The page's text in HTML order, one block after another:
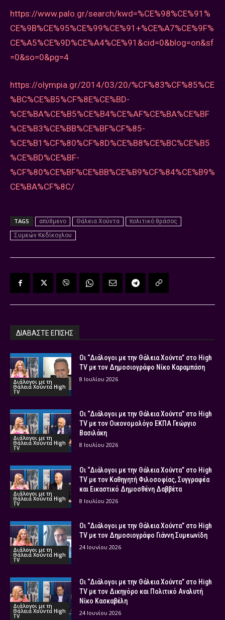
https://www.palo.gr/search/kwd=%CE%98%CE%91%
CE%9B%CE%95%CE%99%CE%91+%CE%A7%CE%9F%
CE%A5%CE%9D%CE%A4%CE%91&cid=0&blog=on&sf
=0&so=0&pg=4
https://olympia.gr/2014/03/20/%CF%83%CF%85%CE
%BC%CE%B5%CF%8E%CE%BD-
%CE%BA%CE%B5%CE%B4%CE%AF%CE%BA%CE%BF
%CE%B3%CE%BB%CE%BF%CF%85-
%CE%B1%CF%80%CF%8D%CE%B8%CE%BC%CE%B5
%CE%BD%CE%BF-
%CF%80%CE%BF%CE%BB%CE%B9%CF%84%CE%B9%
CE%BA%CF%8C/
TAGS απύθμενο Θάλεια Χούντα
πολιτικό θράσος
Συμεών Κεδίκογλου
ΔΙΑΒΑΣΤΕ ΕΠΙΣΗΣ
Διάλογοι με τη
Θάλεια Χούντα High
TV
Οι “Διάλογοι με την Θάλεια Χούντα” στο High
TV με τον Δημοσιογράφο Νίκο Καραμπάση
8 Ιουλίου 2026
Διάλογοι με τη
Θάλεια Χούντα High
TV
Οι “Διάλογοι με την Θάλεια Χούντα” στο High
TV με τον Οικονομολόγο ΕΚΠΑ Γεώργιο
Βασιλάκη
8 Ιουλίου 2026
Διάλογοι με τη
Θάλεια Χούντα High
TV
Οι “Διάλογοι με την Θάλεια Χούντα” στο High
TV με τον Καθηγητή Φιλοσοφίας, Συγγραφέα
και Εικαστικό Δημοσθένη Δαββέτα
8 Ιουλίου 2026
Διάλογοι με τη
Θάλεια Χούντα High
TV
Οι “Διάλογοι με την Θάλεια Χούντα” στο High
TV με τον Δημοσιογράφο Γιάννη Συμεωνίδη
24 Ιουνίου 2026
Διάλογοι με τη
Θάλεια Χούντα High
TV
Οι “Διάλογοι με την Θάλεια Χούντα” στο High
TV με τον Δικηγόρο και Πολιτικό Αναλυτή
Νίκο Κασκαβέλη
24 Ιουνίου 2026